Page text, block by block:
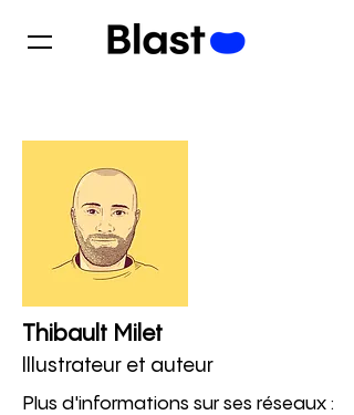
Thibault Milet
Illustrateur et auteur
Plus d'informations sur ses réseaux :